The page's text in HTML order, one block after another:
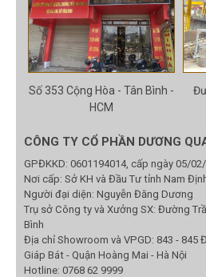
Số 353 Cộng Hòa - Tân Bình -
HCM
CÔNG TY CỔ PHẦN DƯƠNG
GPĐKKD: 0601194014, cấp ngày 05/
Nơi cấp: Sở KH và Đầu Tư tỉnh Nam
Người đại diện: Nguyễn Đăng Dương
Trụ sở Công ty và Xưởng SX: Đường
Bình
Địa chỉ Showroom và VPGD: 843 - 845
Giáp Bát - Quận Hoàng Mai - Hà Nội
Hotline: 0768 62 9999